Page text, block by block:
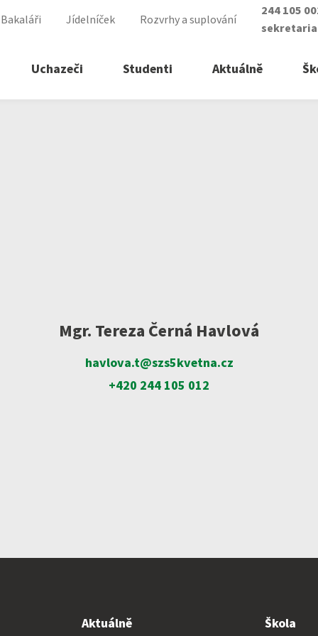
Uchazeči Studenti Aktuálně
právní činnost
Bakaláři Jídelníček Rozvrhy a suplování
244 105
Mgr. Tereza Černá Havlová
havlova.t@szs5kvetna.cz
+420 244 105 012
Aktuálně Škola